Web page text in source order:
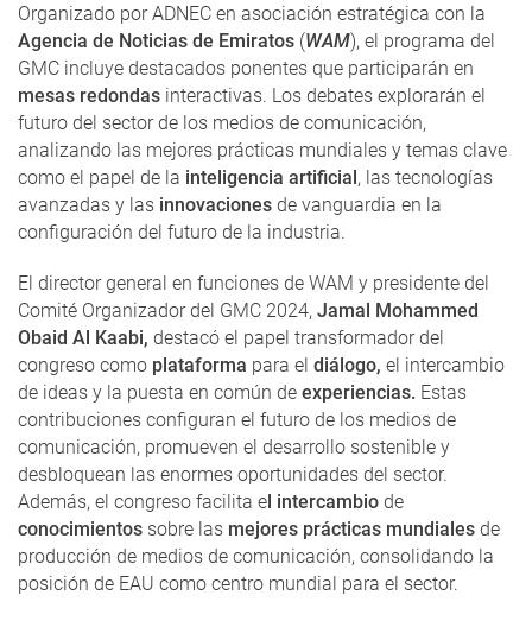
Organizado por ADNEC en asociación estratégica con la
Agencia de Noticias de Emiratos (WAM), el programa del
GMC incluye destacados ponentes que participarán en
mesas redondas interactivas. Los debates explorarán el
futuro del sector de los medios de comunicación,
analizando las mejores prácticas mundiales y temas clave
como el papel de la inteligencia artificial, las tecnologías
avanzadas y las innovaciones de vanguardia en la
configuración del futuro de la industria.
El director general en funciones de WAM y presidente del
Comité Organizador del GMC 2024, Jamal Mohammed
Obaid Al Kaabi, destacó el papel transformador del
congreso como plataforma para el diálogo, el intercambio
de ideas y la puesta en común de experiencias. Estas
contribuciones configuran el futuro de los medios de
comunicación, promueven el desarrollo sostenible y
desbloquean las enormes oportunidades del sector.
Además, el congreso facilita el intercambio de
conocimientos sobre las mejores prácticas mundiales de
producción de medios de comunicación, consolidando la
posición de EAU como centro mundial para el sector.